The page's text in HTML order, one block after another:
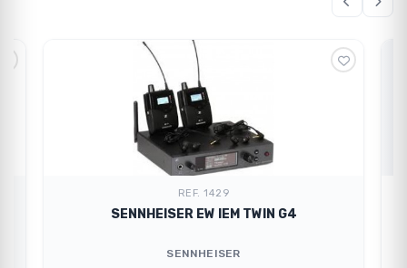
REF. 1429
SENNHEISER EW IEM TWIN G4
SENNHEISER